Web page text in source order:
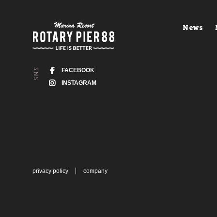
FACEBOOK
INSTAGRAM
News
privacy policy company